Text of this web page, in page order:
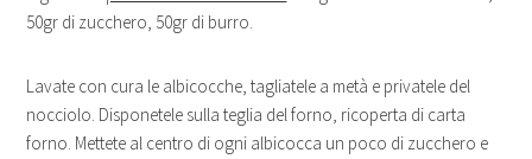
50gr di zucchero, 50gr di burro.
Lavate con cura le albicocche, tagliatele a metà e privatele del
nocciolo. Disponetele sulla teglia del forno, ricoperta di carta
forno. Mettete al centro di ogni albicocca un poco di zucchero e